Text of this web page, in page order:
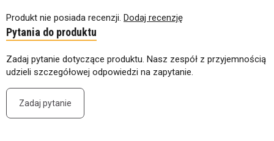
Produkt nie posiada recenzji. Dodaj recenzję
Pytania do produktu
Zadaj pytanie dotyczące produktu. Nasz zespół z przyjemnością
udzieli szczegółowej odpowiedzi na zapytanie.
Zadaj pytanie